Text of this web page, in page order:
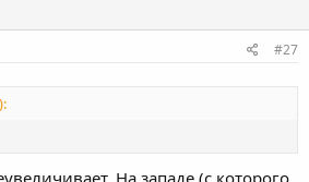
#27
На западе (с которого